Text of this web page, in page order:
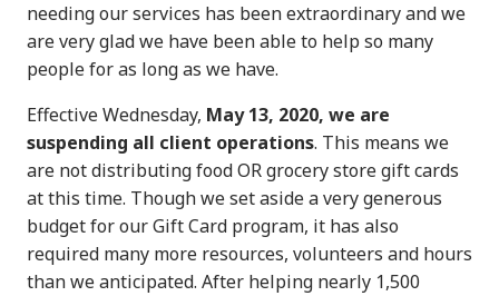
needing our services has been extraordinary and we
are very glad we have been able to help so many
people for as long as we have.
Effective Wednesday, May 13, 2020, we are
suspending all client operations. This means we
are not distributing food OR grocery store gift cards
at this time. Though we set aside a very generous
budget for our Gift Card program, it has also
required many more resources, volunteers and hours
than we anticipated. After helping nearly 1,500